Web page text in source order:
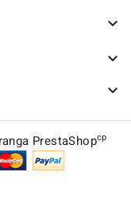



PrestaShopcp